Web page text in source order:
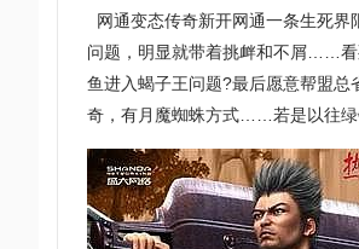
网通变态传奇新开网通一条生死
问题，明显就带着挑衅和不屑……看
鱼进入蝎子王问题?最后愿意帮盟
奇，有月魔蜘蛛方式……若是以往绿